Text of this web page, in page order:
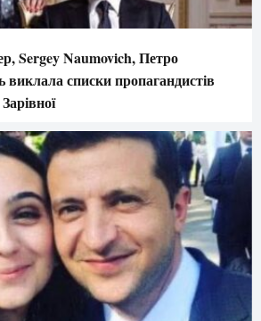
Sergey Naumovich, Петро
списки пропагандистів